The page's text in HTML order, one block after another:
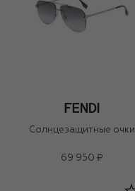
Солнцезащитные очки
69 950 ₽